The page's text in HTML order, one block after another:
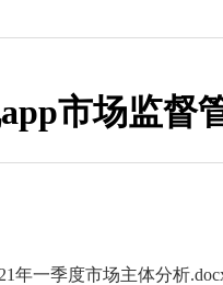
市场监督
年一季度市场主体分析